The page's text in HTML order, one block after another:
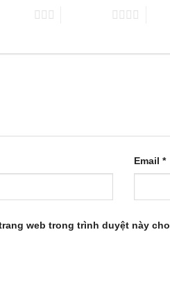
Email *
web trong trình duyệt này